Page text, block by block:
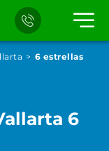
6 estrellas
6